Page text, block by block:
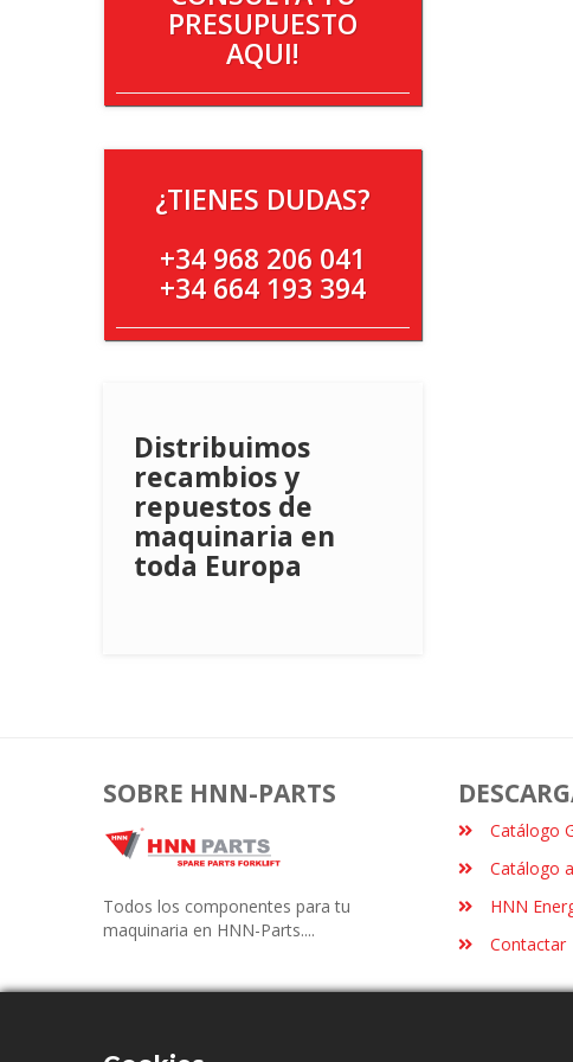
PRESUPUESTO
AQUI!
¿TIENES DUDAS?
+34 968 206 041
+34 664 193 394
Distribuimos
recambios y
repuestos de
maquinaria en
toda Europa
SOBRE HNN-PARTS
Todos los componentes para tu
maquinaria en HNN-Parts....
Catálogo
Catálogo
HNN
Contactar